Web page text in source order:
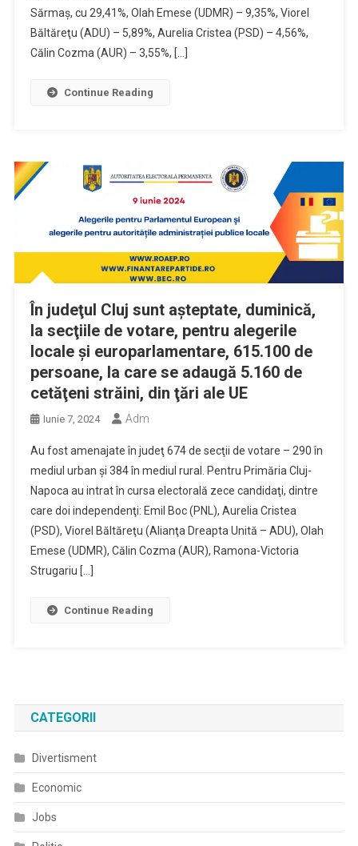
Sărmaş, cu 29,41%, Olah Emese (UDMR) – 9,35%, Viorel
Băltăreţu (ADU) – 5,89%, Aurelia Cristea (PSD) – 4,56%,
Călin Cozma (AUR) – 3,55%, […]
Continue Reading
În judeţul Cluj sunt aşteptate, duminică,
la secţiile de votare, pentru alegerile
locale şi europarlamentare, 615.100 de
persoane, la care se adaugă 5.160 de
cetăţeni străini, din ţări ale UE
Iunie 7, 2024 Adm
Au fost amenajate în judeţ 674 de secţii de votare – 290 în
mediul urban şi 384 în mediul rural. Pentru Primăria Cluj-
Napoca au intrat în cursa electorală zece candidaţi, dintre
care doi independenţi: Emil Boc (PNL), Aurelia Cristea
(PSD), Viorel Băltăreţu (Alianţa Dreapta Unită – ADU), Olah
Emese (UDMR), Călin Cozma (AUR), Ramona-Victoria
Strugariu […]
Continue Reading
CATEGORII
Divertisment
Economic
Jobs